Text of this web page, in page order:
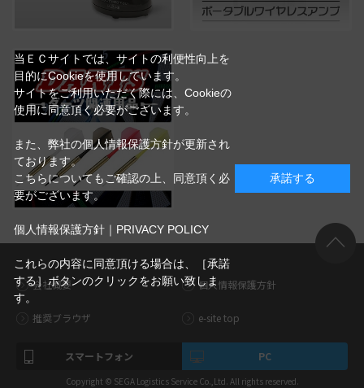
会社概要 個人情報保護方針
推奨ブラウザ e-site top
スマートフォン PC
Copyright © SEGA Logistics Service Co.,Ltd. All rights reserved.
当ＥＣサイトでは、サイトの利便性向上を
目的にCookieを使用しています。
サイトをご利用いただく際には、Cookieの
使用に同意頂く必要がございます。
また、弊社の個人情報保護方針が更新され
ております。
こちらについてもご確認の上、同意頂く必
要がございます。
個人情報保護方針｜PRIVACY POLICY
これらの内容に同意頂ける場合は、［承諾
する］ボタンのクリックをお願い致しま
す。
承諾する